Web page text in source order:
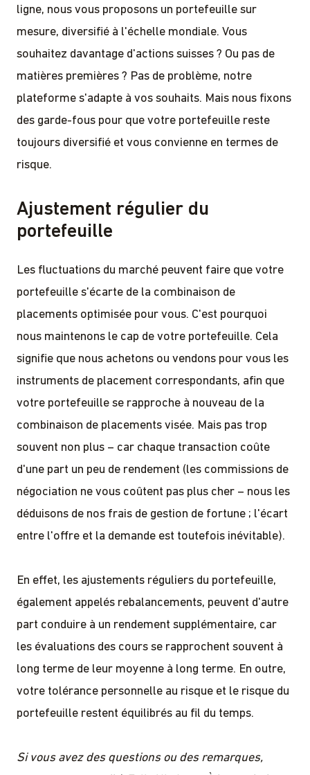
ligne, nous vous proposons un portefeuille sur
mesure, diversifié à l'échelle mondiale. Vous
souhaitez davantage d'actions suisses ? Ou pas de
matières premières ? Pas de problème, notre
plateforme s'adapte à vos souhaits. Mais nous fixons
des garde-fous pour que votre portefeuille reste
toujours diversifié et vous convienne en termes de
risque.
Ajustement régulier du
portefeuille
Les fluctuations du marché peuvent faire que votre
portefeuille s'écarte de la combinaison de
placements optimisée pour vous. C'est pourquoi
nous maintenons le cap de votre portefeuille. Cela
signifie que nous achetons ou vendons pour vous les
instruments de placement correspondants, afin que
votre portefeuille se rapproche à nouveau de la
combinaison de placements visée. Mais pas trop
souvent non plus – car chaque transaction coûte
d'une part un peu de rendement (les commissions de
négociation ne vous coûtent pas plus cher – nous les
déduisons de nos frais de gestion de fortune ; l'écart
entre l'offre et la demande est toutefois inévitable).
En effet, les ajustements réguliers du portefeuille,
également appelés rebalancements, peuvent d'autre
part conduire à un rendement supplémentaire, car
les évaluations des cours se rapprochent souvent à
long terme de leur moyenne à long terme. En outre,
votre tolérance personnelle au risque et le risque du
portefeuille restent équilibrés au fil du temps.
Si vous avez des questions ou des remarques,